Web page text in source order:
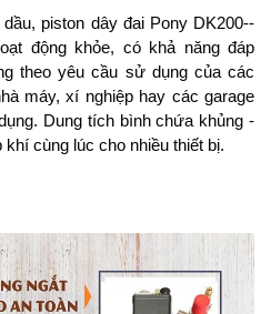
piston dây đai Pony DK200-­
động khỏe, có khả năng đáp
theo yêu cầu sử dụng của các
máy, xí nghiệp hay các garage
Dung tích bình chứa khủng -
cùng lúc cho nhiều thiết bị.